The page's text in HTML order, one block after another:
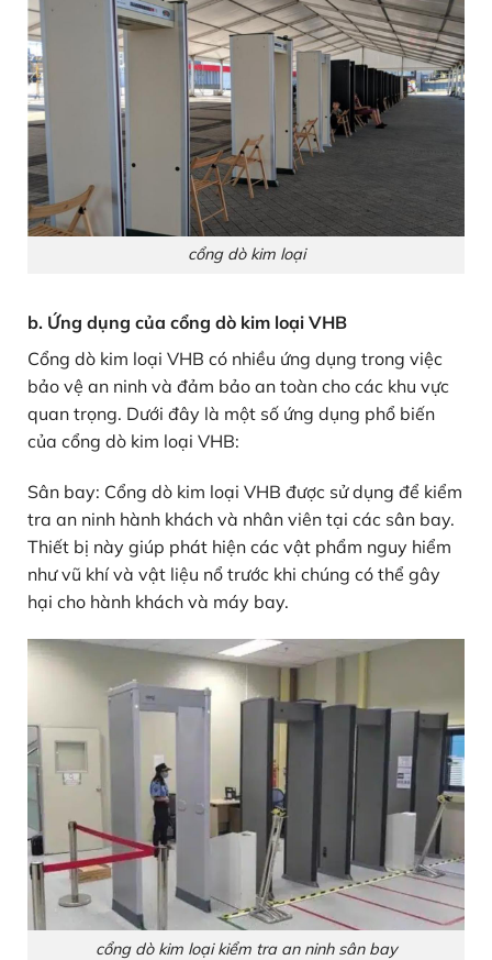
cổng dò kim loại
b. Ứng dụng của cổng dò kim loại VHB
Cổng dò kim loại VHB có nhiều ứng dụng trong việc
bảo vệ an ninh và đảm bảo an toàn cho các khu vực
quan trọng. Dưới đây là một số ứng dụng phổ biến
của cổng dò kim loại VHB:
Sân bay: Cổng dò kim loại VHB được sử dụng để kiểm
tra an ninh hành khách và nhân viên tại các sân bay.
Thiết bị này giúp phát hiện các vật phẩm nguy hiểm
như vũ khí và vật liệu nổ trước khi chúng có thể gây
hại cho hành khách và máy bay.
cổng dò kim loại kiểm tra an ninh sân bay